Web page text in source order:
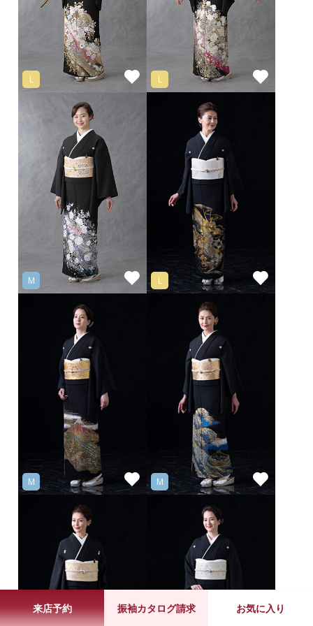
来店予約 振袖カタログ請求 お気に入り
L L
M L
M M